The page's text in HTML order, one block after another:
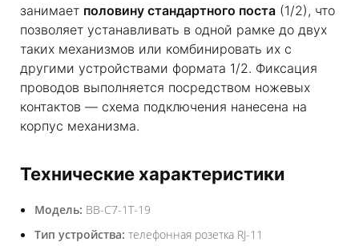
занимает половину стандартного поста (1/2), что
позволяет устанавливать в одной рамке до двух
таких механизмов или комбинировать их с
другими устройствами формата 1/2. Фиксация
проводов выполняется посредством ножевых
контактов — схема подключения нанесена на
корпус механизма.
Технические характеристики
Модель: BB-C7-1T-19
Тип устройства: телефонная розетка RJ-11